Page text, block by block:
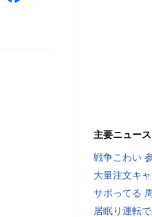
主要ニュース
戦争こわい
大量注文キ
サボってる
居眠り運転